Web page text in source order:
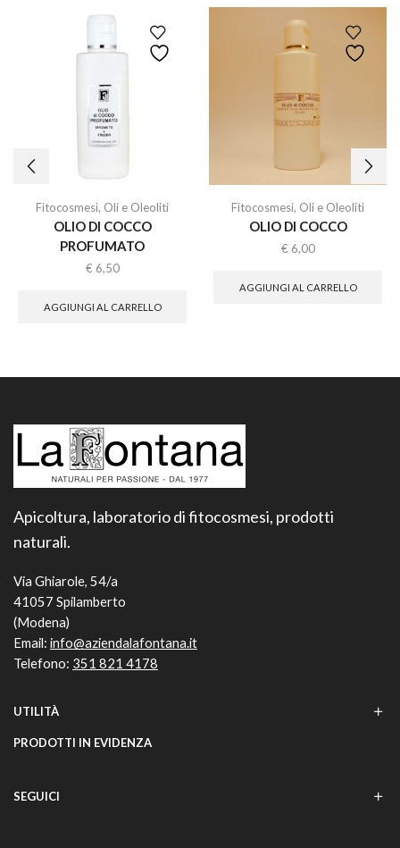
Fitocosmesi, Oli e Oleoliti
OLIO DI COCCO
PROFUMATO
€ 6,50
AGGIUNGI AL CARRELLO
Fitocosmesi, Oli e Oleoliti
OLIO DI COCCO
€ 6,00
AGGIUNGI AL CARRELLO
Apicoltura, laboratorio di fitocosmesi, prodotti
naturali.
Via Ghiarole, 54/a
41057 Spilamberto
(Modena)
Email: info@aziendalafontana.it
Telefono: 351 821 4178
UTILITÀ
PRODOTTI IN EVIDENZA
SEGUICI